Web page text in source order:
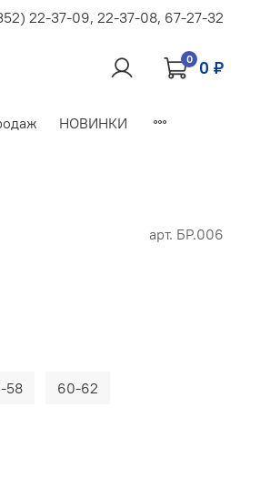
22-37-09, 22-37-08, 67-27-32
0 0 ₽
НОВИНКИ
арт. БР.006
58 60-62